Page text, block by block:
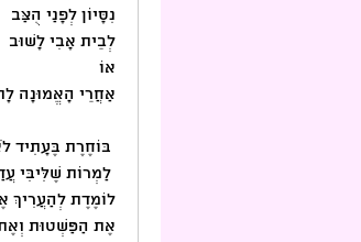
נִסָּיוֹן לְפָנַי הֻצַּב
לְבֵית אָבִי לָשׁוּב
אוֹ
אַחֲרֵי הָאֱמוּנָה
לוֹמֶדֶת לְהַעֲרִיךְ
אֶת הַפַּשְׁטוּת